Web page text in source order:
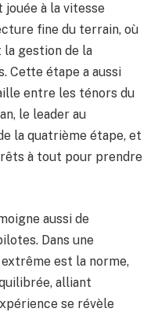
jouée à la vitesse
fine du terrain, où
gestion de la
Cette étape a aussi
entre les ténors du
le leader au
la quatrième étape, et
à tout pour prendre
aussi de
Dans une
est la norme,
alliant
se révèle